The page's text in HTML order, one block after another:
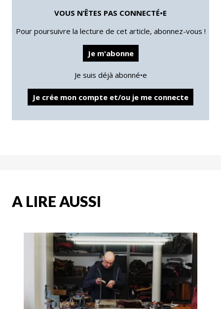
VOUS N’ÊTES PAS CONNECTÉ•E
Pour poursuivre la lecture de cet article, abonnez-vous !
Je m'abonne
Je suis déjà abonné•e
Je crée mon compte et/ou je me connecte
A LIRE AUSSI